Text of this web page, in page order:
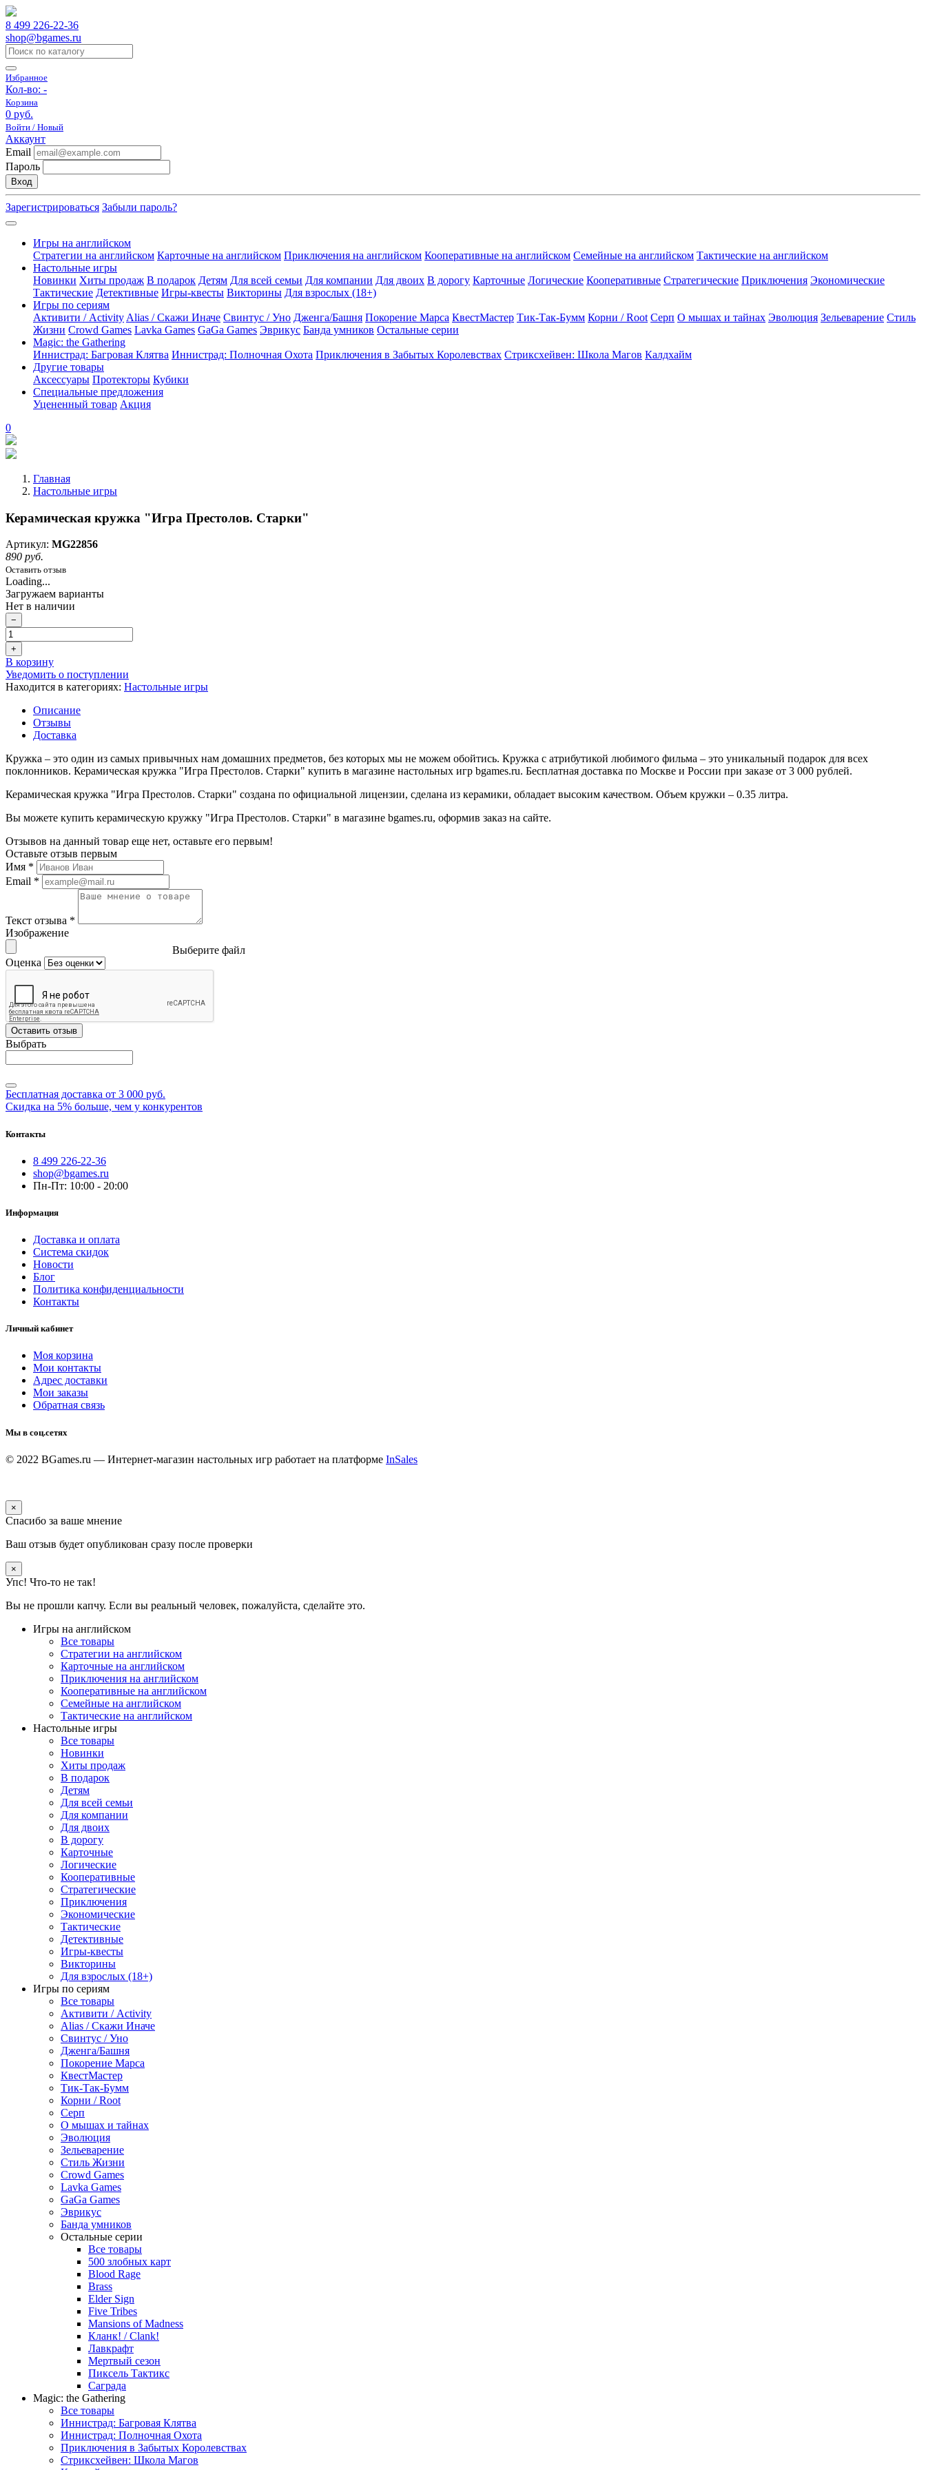
8 499 226-22-36
shop@bgames.ru
Избранное
Кол-во: -
Корзина
0 руб.
Войти / Новый
Аккаунт
Email
Пароль
Вход
Зарегистрироваться Забыли пароль?
Игры на английском
Стратегии на английском Карточные на английском Приключения на английском Кооперативные на английском Семейные на английском Тактические на английском
Настольные игры
Новинки Хиты продаж В подарок Детям Для всей семьи Для компании Для двоих В дорогу Карточные Логические Кооперативные Стратегические Приключения Экономические
Тактические Детективные Игры-квесты Викторины Для взрослых (18+)
Игры по сериям
Активити / Activity Alias / Скажи Иначе Свинтус / Уно Дженга/Башня Покорение Марса КвестМастер Тик-Так-Бумм Корни / Root Серп О мышах и тайнах Эволюция Зельеварение Стиль
Жизни Crowd Games Lavka Games GaGa Games Эврикус Банда умников Остальные серии
Magic: the Gathering
Иннистрад: Багровая Клятва Иннистрад: Полночная Охота Приключения в Забытых Королевствах Стриксхейвен: Школа Магов Калдхайм
Другие товары
Аксессуары Протекторы Кубики
Специальные предложения
Уцененный товар Акция
0
Главная
Настольные игры
Керамическая кружка "Игра Престолов. Старки"
Артикул: MG22856
890 руб.
Оставить отзыв
Loading...
Загружаем варианты
Нет в наличии
−
+
В корзину
Уведомить о поступлении
Находится в категориях: Настольные игры
Описание
Отзывы
Доставка
Кружка – это один из самых привычных нам домашних предметов, без которых мы не можем обойтись. Кружка с атрибутикой любимого фильма – это уникальный подарок для всех
поклонников. Керамическая кружка "Игра Престолов. Старки" купить в магазине настольных игр bgames.ru. Бесплатная доставка по Москве и России при заказе от 3 000 рублей.
Керамическая кружка "Игра Престолов. Старки" создана по официальной лицензии, сделана из керамики, обладает высоким качеством. Объем кружки – 0.35 литра.
Вы можете купить керамическую кружку "Игра Престолов. Старки" в магазине bgames.ru, оформив заказ на сайте.
Отзывов на данный товар еще нет, оставьте его первым!
Оставьте отзыв первым
Имя *
Email *
Текст отзыва *
Изображение
Выберите файл
Оценка
Оставить отзыв
Выбрать
Бесплатная доставка от 3 000 руб.
Скидка на 5% больше, чем у конкурентов
Контакты
8 499 226-22-36
shop@bgames.ru
Пн-Пт: 10:00 - 20:00
Информация
Доставка и оплата
Система скидок
Новости
Блог
Политика конфиденциальности
Контакты
Личный кабинет
Моя корзина
Мои контакты
Адрес доставки
Мои заказы
Обратная связь
Мы в соц.сетях
© 2022 BGames.ru — Интернет-магазин настольных игр работает на платформе InSales
×
Спасибо за ваше мнение
Ваш отзыв будет опубликован сразу после проверки
×
Упс! Что-то не так!
Вы не прошли капчу. Если вы реальный человек, пожалуйста, сделайте это.
Игры на английском
Все товары
Стратегии на английском
Карточные на английском
Приключения на английском
Кооперативные на английском
Семейные на английском
Тактические на английском
Настольные игры
Все товары
Новинки
Хиты продаж
В подарок
Детям
Для всей семьи
Для компании
Для двоих
В дорогу
Карточные
Логические
Кооперативные
Стратегические
Приключения
Экономические
Тактические
Детективные
Игры-квесты
Викторины
Для взрослых (18+)
Игры по сериям
Все товары
Активити / Activity
Alias / Скажи Иначе
Свинтус / Уно
Дженга/Башня
Покорение Марса
КвестМастер
Тик-Так-Бумм
Корни / Root
Серп
О мышах и тайнах
Эволюция
Зельеварение
Стиль Жизни
Crowd Games
Lavka Games
GaGa Games
Эврикус
Банда умников
Остальные серии
Все товары
500 злобных карт
Blood Rage
Brass
Elder Sign
Five Tribes
Mansions of Madness
Кланк! / Clank!
Лавкрафт
Мертвый сезон
Пиксель Тактикс
Саграда
Magic: the Gathering
Все товары
Иннистрад: Багровая Клятва
Иннистрад: Полночная Охота
Приключения в Забытых Королевствах
Стриксхейвен: Школа Магов